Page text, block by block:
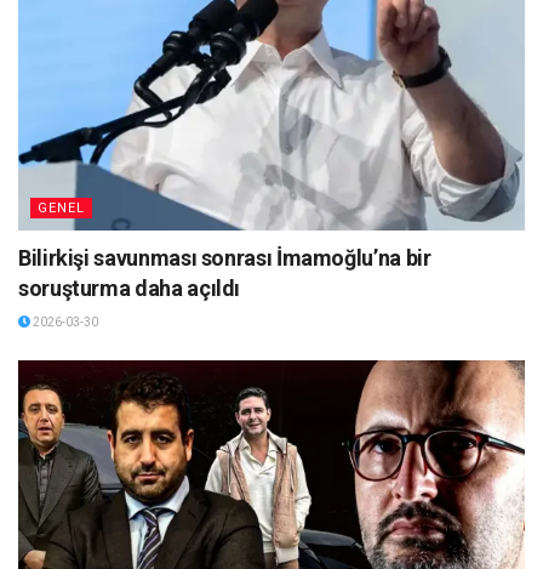
GENEL
Bilirkişi savunması sonrası İmamoğlu’na bir
soruşturma daha açıldı
2026-03-30